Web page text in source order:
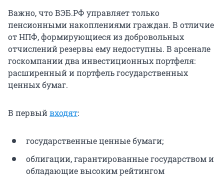
Важно, что ВЭБ.РФ управляет только
пенсионными накоплениями граждан. В отличие
от НПФ, формирующиеся из добровольных
отчислений резервы ему недоступны. В арсенале
госкомпании два инвестиционных портфеля:
расширенный и портфель государственных
ценных бумаг.
В первыйвходят:
государственные ценные бумаги;
облигации, гарантированные государством и
обладающие высоким рейтингом